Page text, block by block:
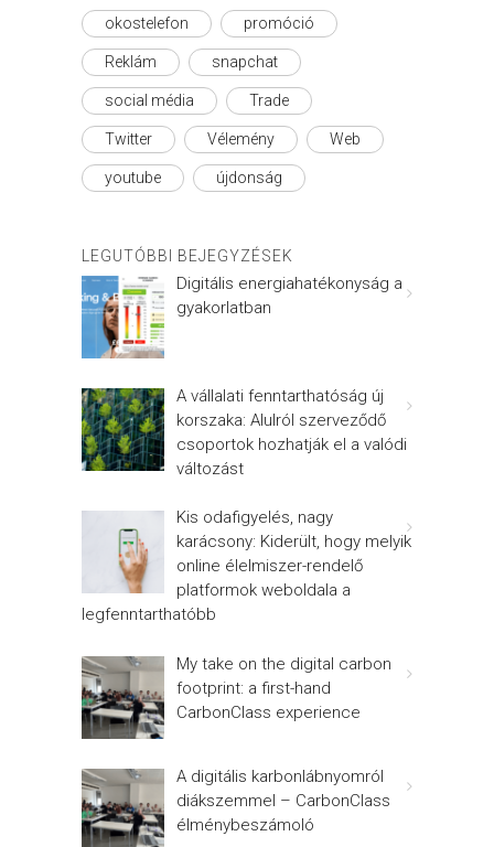
okostelefon promóció
Reklám snapchat
social média Trade
Twitter Vélemény Web
youtube újdonság
LEGUTÓBBI BEJEGYZÉSEK
Digitális energiahatékonyság a
gyakorlatban
A vállalati fenntarthatóság új
korszaka: Alulról szerveződő
csoportok hozhatják el a valódi
változást
Kis odafigyelés, nagy
karácsony: Kiderült, hogy melyik
online élelmiszer-rendelő
platformok weboldala a
legfenntarthatóbb
My take on the digital carbon
footprint: a first-hand
CarbonClass experience
A digitális karbonlábnyomról
diákszemmel – CarbonClass
élménybeszámoló